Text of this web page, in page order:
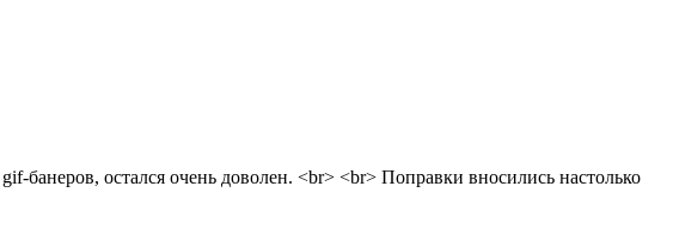
банеров, остался очень доволен. <br> <br> Поправки вносились настолько